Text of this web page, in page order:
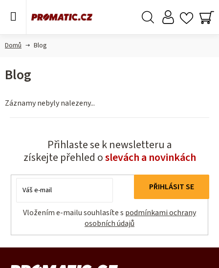
Domů Blog
Blog
Záznamy nebyly nalezeny...
Přihlaste se k newsletteru a
získejte přehled oslevách a novinkách
mail
Vložením e-mailu souhlasíte s podmínkami ochrany
osobních údajů
PŘIHLÁSIT SE